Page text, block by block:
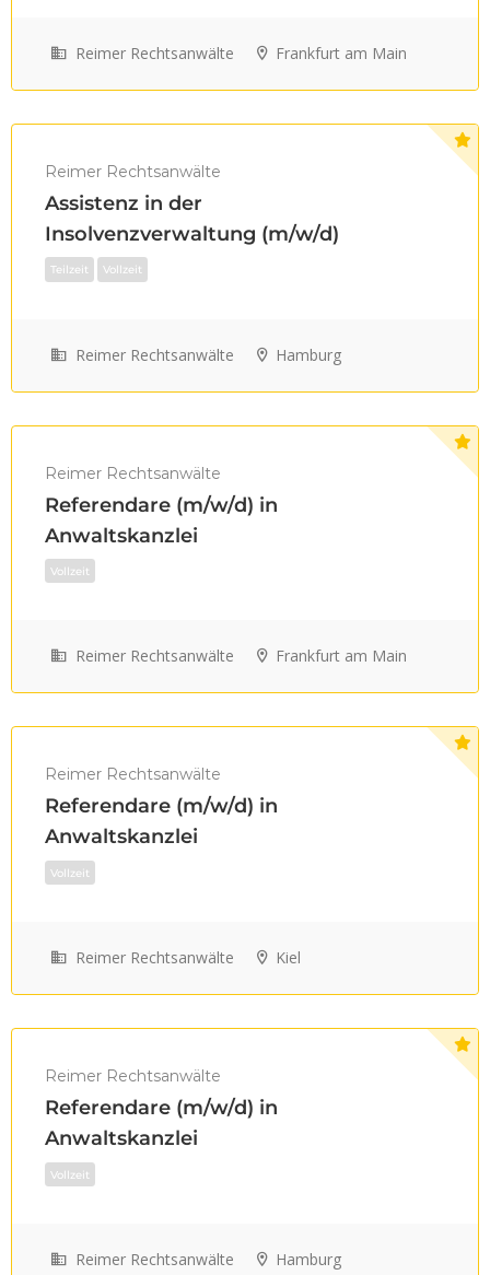
Teilzeit Vollzeit
Reimer Rechtsanwälte Frankfurt am Main
Reimer Rechtsanwälte
Assistenz in der
Insolvenzverwaltung (m/w/d)
Reimer Rechtsanwälte Hamburg
Reimer Rechtsanwälte
Referendare (m/w/d) in
Anwaltskanzlei
Vollzeit
Reimer Rechtsanwälte Frankfurt am Main
Reimer Rechtsanwälte
Referendare (m/w/d) in
Anwaltskanzlei
Reimer Rechtsanwälte Kiel
Reimer Rechtsanwälte
Referendare (m/w/d) in
Anwaltskanzlei
Reimer Rechtsanwälte Hamburg